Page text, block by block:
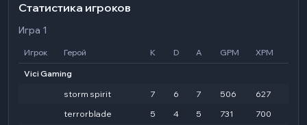
Статистика игроков
Игра 1
Игрок Герой K D A GPM XPM
Vici Gaming
storm spirit
7 6 7 506 627
terrorblade
5 4 5 731 700